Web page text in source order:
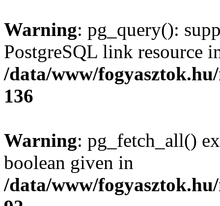
Warning: pg_query():
PostgreSQL link resource
/data/www/
136
Warning: pg_fetch_all()
boolean given in
/data/www/